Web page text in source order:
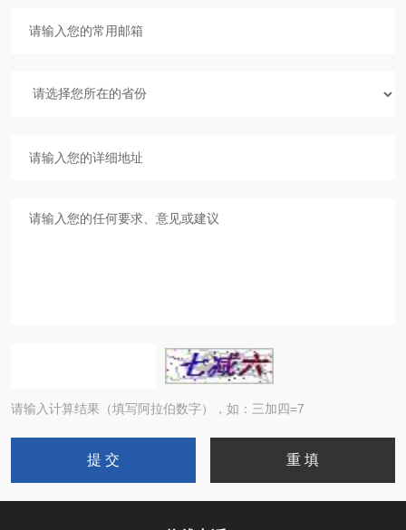
请输入计算结果（填写阿拉伯数字），如：三加四=7